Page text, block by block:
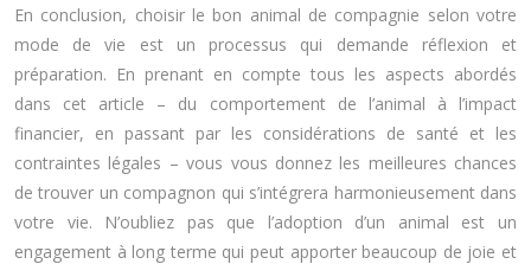
En conclusion, choisir le bon animal de compagnie selon votre
mode de vie est un processus qui demande réflexion et
préparation. En prenant en compte tous les aspects abordés
dans cet article – du comportement de l’animal à l’impact
financier, en passant par les considérations de santé et les
contraintes légales – vous vous donnez les meilleures chances
de trouver un compagnon qui s’intégrera harmonieusement dans
votre vie. N’oubliez pas que l’adoption d’un animal est un
engagement à long terme qui peut apporter beaucoup de joie et